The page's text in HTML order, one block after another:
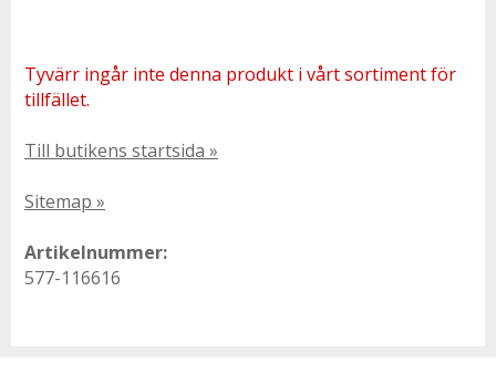
Tyvärr ingår inte denna produkt i vårt sortiment för
tillfället.
Till butikens startsida »
Sitemap »
Artikelnummer:
577-116616